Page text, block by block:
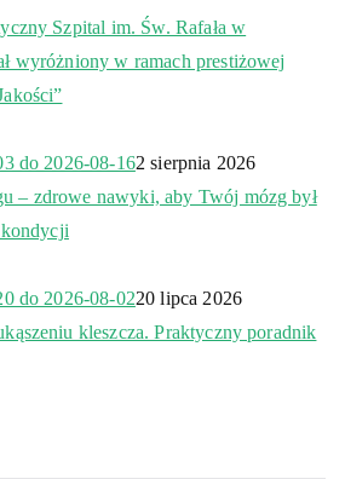
Szpital im. Św. Rafała w
wyróżniony w ramach prestiżowej
do 2026-08-162 sierpnia 2026
– zdrowe nawyki, aby Twój mózg był
do 2026-08-0220 lipca 2026
kleszcza. Praktyczny poradnik